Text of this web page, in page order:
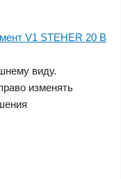
виду.
изменять